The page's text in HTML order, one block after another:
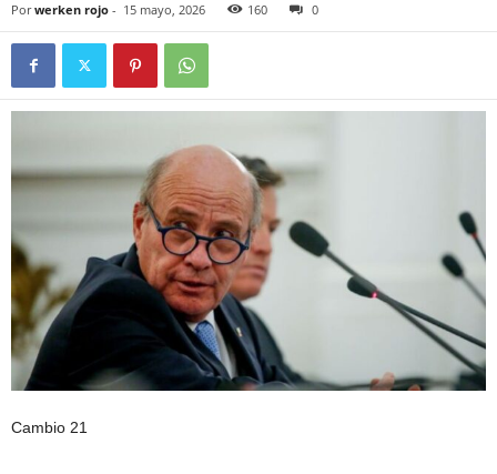
Por werken rojo - 15 mayo, 2026 160 0
Cambio 21